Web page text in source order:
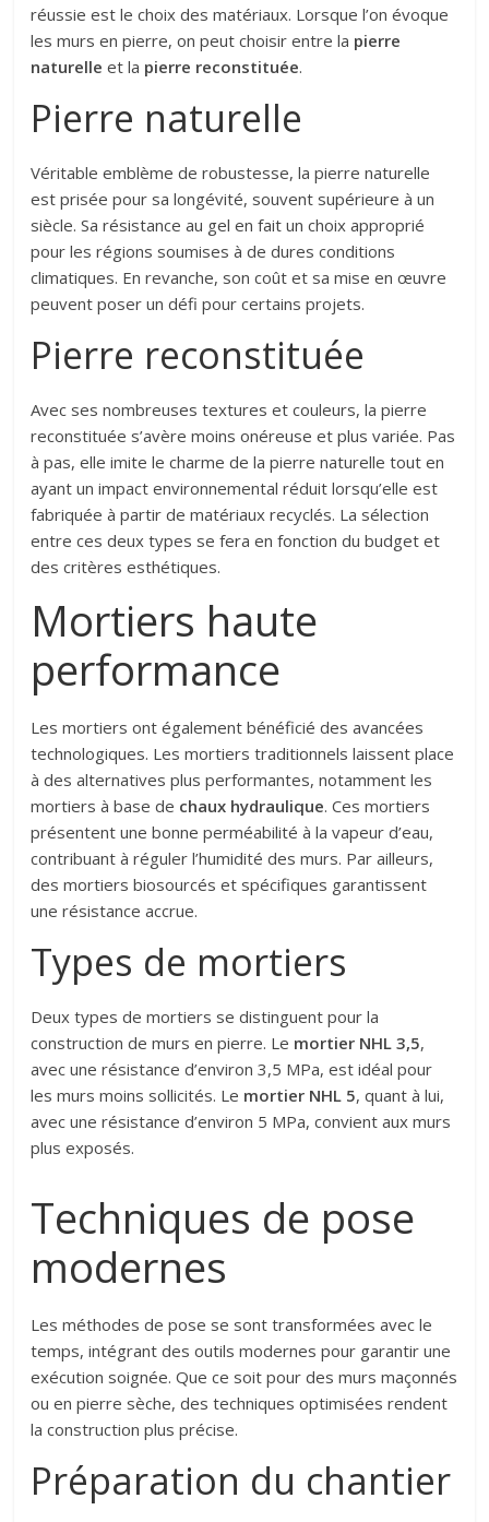
réussie est le choix des matériaux. Lorsque l’on évoque
les murs en pierre, on peut choisir entre la pierre
naturelle et la pierre reconstituée.
Pierre naturelle
Véritable emblème de robustesse, la pierre naturelle
est prisée pour sa longévité, souvent supérieure à un
siècle. Sa résistance au gel en fait un choix approprié
pour les régions soumises à de dures conditions
climatiques. En revanche, son coût et sa mise en œuvre
peuvent poser un défi pour certains projets.
Pierre reconstituée
Avec ses nombreuses textures et couleurs, la pierre
reconstituée s’avère moins onéreuse et plus variée. Pas
à pas, elle imite le charme de la pierre naturelle tout en
ayant un impact environnemental réduit lorsqu’elle est
fabriquée à partir de matériaux recyclés. La sélection
entre ces deux types se fera en fonction du budget et
des critères esthétiques.
Mortiers haute
performance
Les mortiers ont également bénéficié des avancées
technologiques. Les mortiers traditionnels laissent place
à des alternatives plus performantes, notamment les
mortiers à base de chaux hydraulique. Ces mortiers
présentent une bonne perméabilité à la vapeur d’eau,
contribuant à réguler l’humidité des murs. Par ailleurs,
des mortiers biosourcés et spécifiques garantissent
une résistance accrue.
Types de mortiers
Deux types de mortiers se distinguent pour la
construction de murs en pierre. Le mortier NHL 3,5,
avec une résistance d’environ 3,5 MPa, est idéal pour
les murs moins sollicités. Le mortier NHL 5, quant à lui,
avec une résistance d’environ 5 MPa, convient aux murs
plus exposés.
Techniques de pose
modernes
Les méthodes de pose se sont transformées avec le
temps, intégrant des outils modernes pour garantir une
exécution soignée. Que ce soit pour des murs maçonnés
ou en pierre sèche, des techniques optimisées rendent
la construction plus précise.
Préparation du chantier